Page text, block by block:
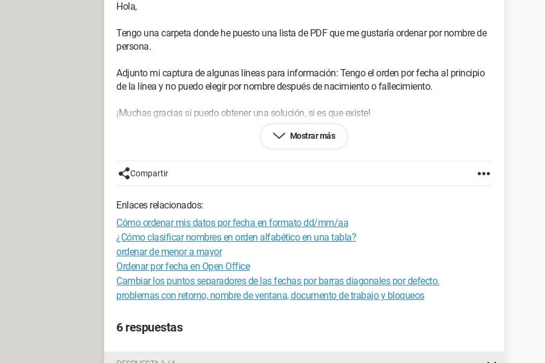
Hola,
Tengo una carpeta donde he puesto una lista de PDF que me gustaría ordenar por nombre de
persona.
Adjunto mi captura de algunas líneas para información: Tengo el orden por fecha al principio
de la línea y no puedo elegir por nombre después de nacimiento o fallecimiento.
¡Muchas gracias si puedo obtener una solución, si es que existe!
Configuración:Windows / Chrome 51.0.2704.103
Mostrar más
Compartir
Enlaces relacionados:
Cómo ordenar mis datos por fecha en formato dd/mm/aa
¿Cómo clasificar nombres en orden alfabético en una tabla?
ordenar de menor a mayor
Ordenar por fecha en Open Office
Cambiar los puntos separadores de las fechas por barras diagonales por defecto.
problemas con retorno, nombre de ventana, documento de trabajo y bloqueos
6 respuestas